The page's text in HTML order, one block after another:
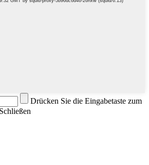
Drücken Sie die Eingabetaste zum